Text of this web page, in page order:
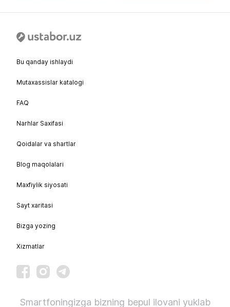
Bu qanday ishlaydi
Mutaxassislar katalogi
FAQ
Narhlar Saxifasi
Qoidalar va shartlar
Blog maqolalari
Maxfiylik siyosati
Sayt xaritasi
Bizga yozing
Xizmatlar
Smartfoningizga bizning bepul ilovani yuklab